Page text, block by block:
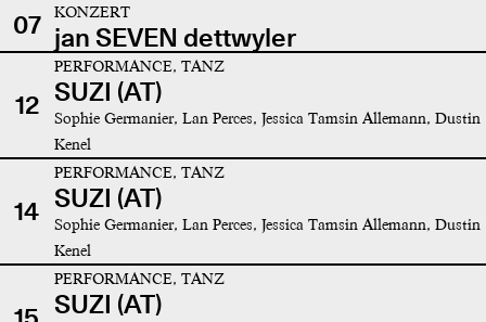
07
KONZERT
jan SEVEN dettwyler
12
PERFORMANCE, TANZ
SUZI (AT)
Sophie Germanier, Lan Perces, Jessica Tamsin Allemann, Dustin
Kenel
14
PERFORMANCE, TANZ
SUZI (AT)
Sophie Germanier, Lan Perces, Jessica Tamsin Allemann, Dustin
Kenel
PERFORMANCE, TANZ
SUZI (AT)